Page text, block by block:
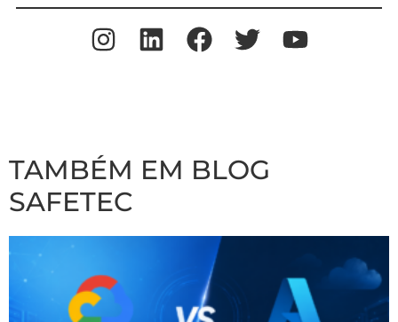
TAMBÉM EM BLOG
SAFETEC